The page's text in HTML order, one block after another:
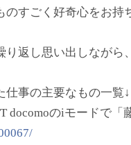
のすごく好奇心をお
り返し思い出しなが
事の主要なもの一覧↓
docomoのiモードで